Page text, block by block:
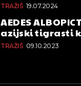
TRAŽIŠ 19.07.2024
AEDES
azijski tigrasti
TRAŽIŠ 09.10.2023